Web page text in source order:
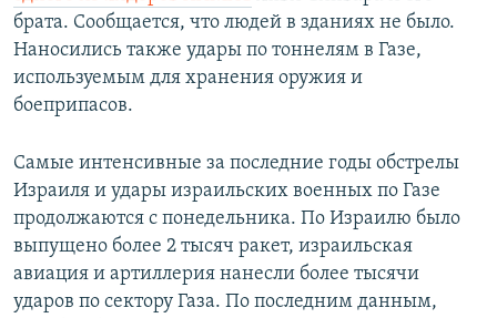
брата. Сообщается, что людей в зданиях не было.
Наносились также удары по тоннелям в Газе,
используемым для хранения оружия и
боеприпасов.
Самые интенсивные за последние годы обстрелы
Израиля и удары израильских военных по Газе
продолжаются с понедельника. По Израилю было
выпущено более 2 тысяч ракет, израильская
авиация и артиллерия нанесли более тысячи
ударов по сектору Газа. По последним данным,